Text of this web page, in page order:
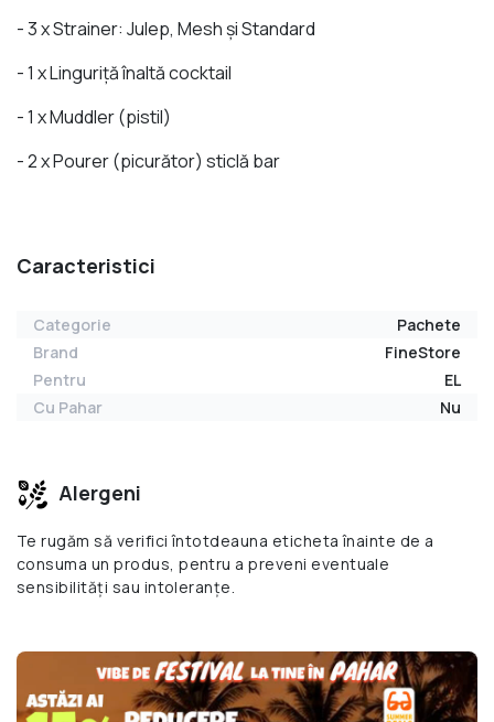
- 3 x Strainer: Julep, Mesh și Standard
- 1 x Linguriță înaltă cocktail
- 1 x Muddler (pistil)
- 2 x Pourer (picurător) sticlă bar
Caracteristici
Categorie
Pachete
Brand
FineStore
Pentru
EL
Cu Pahar
Nu
Alergeni
Te rugăm să verifici întotdeauna eticheta înainte de a
consuma un produs, pentru a preveni eventuale
sensibilități sau intoleranțe.